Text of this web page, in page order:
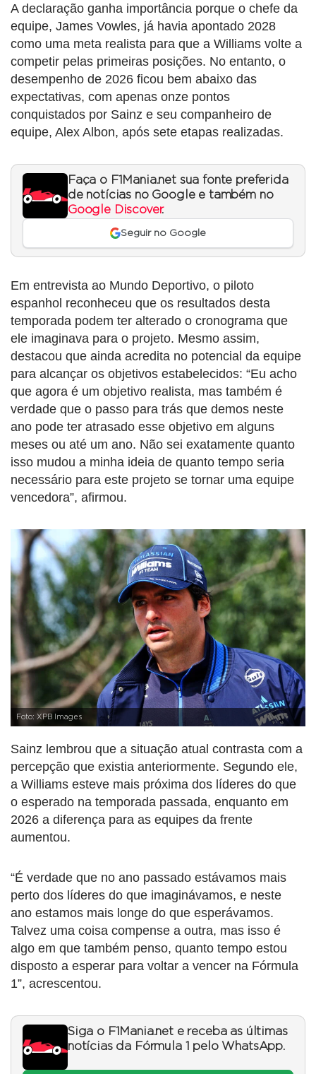
A declaração ganha importância porque o chefe da
equipe, James Vowles, já havia apontado 2028
como uma meta realista para que a Williams volte a
competir pelas primeiras posições. No entanto, o
desempenho de 2026 ficou bem abaixo das
expectativas, com apenas onze pontos
conquistados por Sainz e seu companheiro de
equipe, Alex Albon, após sete etapas realizadas.
Faça o F1Mania.net sua fonte preferida
de notícias no Google e também no
Google Discover.
Seguir no Google
Em entrevista ao Mundo Deportivo, o piloto
espanhol reconheceu que os resultados desta
temporada podem ter alterado o cronograma que
ele imaginava para o projeto. Mesmo assim,
destacou que ainda acredita no potencial da equipe
para alcançar os objetivos estabelecidos: “Eu acho
que agora é um objetivo realista, mas também é
verdade que o passo para trás que demos neste
ano pode ter atrasado esse objetivo em alguns
meses ou até um ano. Não sei exatamente quanto
isso mudou a minha ideia de quanto tempo seria
necessário para este projeto se tornar uma equipe
vencedora”, afirmou.
Foto: XPB Images
Sainz lembrou que a situação atual contrasta com a
percepção que existia anteriormente. Segundo ele,
a Williams esteve mais próxima dos líderes do que
o esperado na temporada passada, enquanto em
2026 a diferença para as equipes da frente
aumentou.
“É verdade que no ano passado estávamos mais
perto dos líderes do que imaginávamos, e neste
ano estamos mais longe do que esperávamos.
Talvez uma coisa compense a outra, mas isso é
algo em que também penso, quanto tempo estou
disposto a esperar para voltar a vencer na Fórmula
1”, acrescentou.
Siga o F1Mania.net e receba as últimas
notícias da Fórmula 1 pelo WhatsApp.